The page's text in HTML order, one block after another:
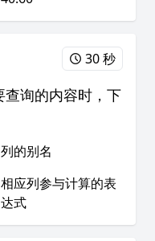
30 秒
查询的内容时，下
列的别名
相应列参与计算的表
达式